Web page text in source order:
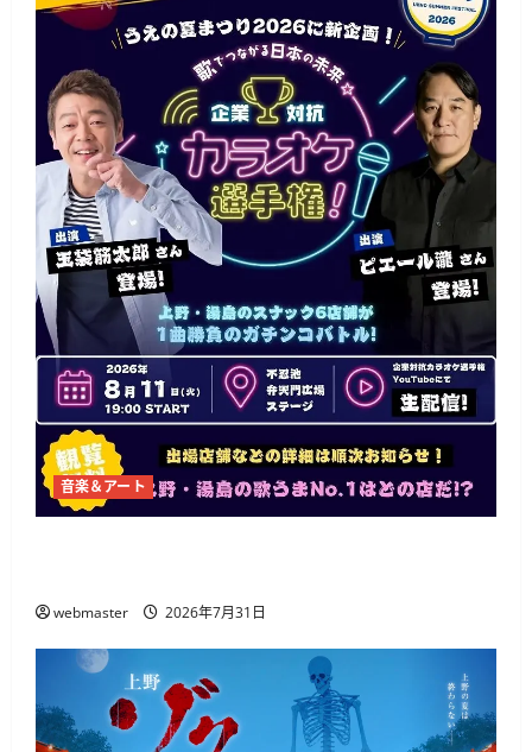
音楽＆アート
webmaster 2026年7月31日